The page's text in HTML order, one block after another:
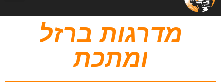
מדרגות ברזל
ומתכת